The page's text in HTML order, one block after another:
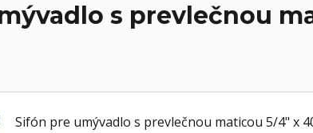
s prevlečnou